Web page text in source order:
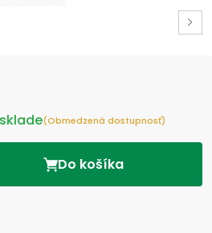
(Obmedzená dostupnosť)
Do košíka